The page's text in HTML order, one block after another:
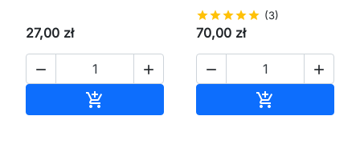
27,00 zł
 

starstarstarstarstar (3)
70,00 zł
 
